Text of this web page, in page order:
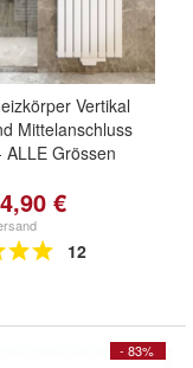
Vertikal
Mittelanschluss
ALLE Grössen
€
12
- 83%